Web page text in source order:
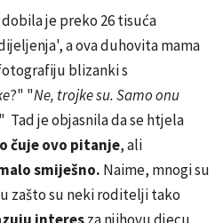
je preko 26 tisuća
a ova duhovita mama
blizanki s
?" "Ne, trojke su. Samo onu
" Tad je objasnila da se htjela
čuje ovo pitanje, ali
smiješno. Naime, mnogi su
zašto su neki roditelji tako